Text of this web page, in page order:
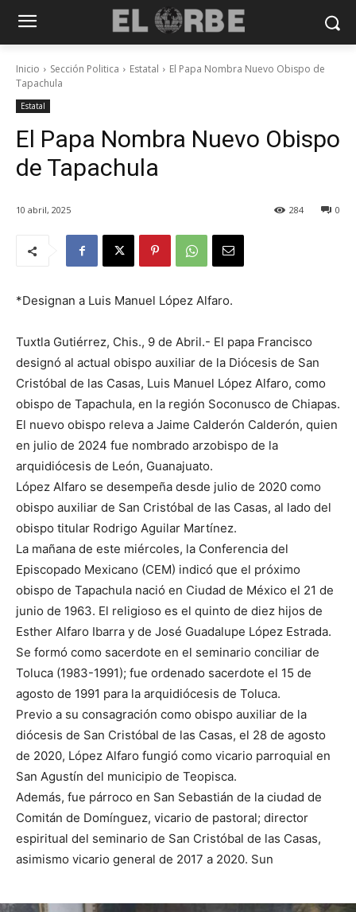
Inicio Sección Politica Estatal
El Papa Nombra Nuevo Obispo de
Tapachula
Estatal
El Papa Nombra Nuevo Obispo
de Tapachula
10 abril, 2025 0
284
*Designan a Luis Manuel López Alfaro.
Tuxtla Gutiérrez, Chis., 9 de Abril.- El papa Francisco
designó al actual obispo auxiliar de la Diócesis de San
Cristóbal de las Casas, Luis Manuel López Alfaro, como
obispo de Tapachula, en la región Soconusco de Chiapas.
El nuevo obispo releva a Jaime Calderón Calderón, quien
en julio de 2024 fue nombrado arzobispo de la
arquidiócesis de León, Guanajuato.
López Alfaro se desempeña desde julio de 2020 como
obispo auxiliar de San Cristóbal de las Casas, al lado del
obispo titular Rodrigo Aguilar Martínez.
La mañana de este miércoles, la Conferencia del
Episcopado Mexicano (CEM) indicó que el próximo
obispo de Tapachula nació en Ciudad de México el 21 de
junio de 1963. El religioso es el quinto de diez hijos de
Esther Alfaro Ibarra y de José Guadalupe López Estrada.
Se formó como sacerdote en el seminario conciliar de
Toluca (1983-1991); fue ordenado sacerdote el 15 de
agosto de 1991 para la arquidiócesis de Toluca.
Previo a su consagración como obispo auxiliar de la
diócesis de San Cristóbal de las Casas, el 28 de agosto
de 2020, López Alfaro fungió como vicario parroquial en
San Agustín del municipio de Teopisca.
Además, fue párroco en San Sebastián de la ciudad de
Comitán de Domínguez, vicario de pastoral; director
espiritual del seminario de San Cristóbal de las Casas,
asimismo vicario general de 2017 a 2020. Sun